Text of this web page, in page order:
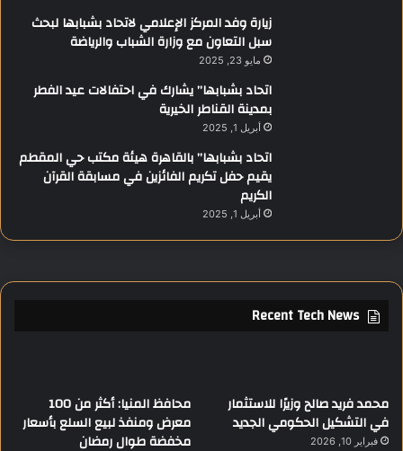
زيارة وفد المركز الإعلامي لاتحاد بشبابها لبحث
سبل التعاون مع وزارة الشباب والرياضة
مايو 23, 2025
اتحاد بشبابها” يشارك في احتفالات عيد الفطر
بمدينة القناطر الخيرية
أبريل 1, 2025
اتحاد بشبابها” بالقاهرة هيئة مكتب حي المقطم
يقيم حفل تكريم الفائزين في مسابقة القرآن
الكريم
أبريل 1, 2025
Recent Tech News
محمد فريد صالح وزيرًا للاستثمار
في التشكيل الحكومي الجديد
فبراير 10, 2026
محافظ المنيا: أكثر من 100
معرض ومنفذ لبيع السلع بأسعار
مخفضة طوال رمضان